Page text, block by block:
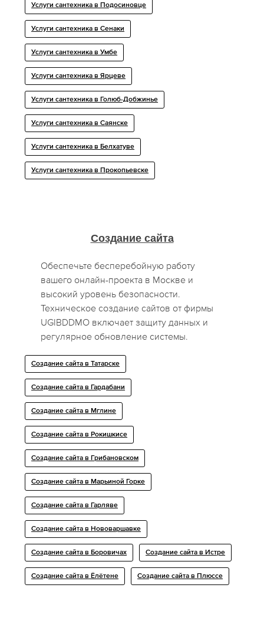
Услуги сантехника в Подосиновце
Услуги сантехника в Сенаки
Услуги сантехника в Умбе
Услуги сантехника в Ярцеве
Услуги сантехника в Голюб-Добжинье
Услуги сантехника в Саянске
Услуги сантехника в Белхатуве
Услуги сантехника в Прокопьевске
Создание сайта
Обеспечьте бесперебойную работу
вашего онлайн-проекта в Москве и
высокий уровень безопасности.
Техническое создание сайтов от фирмы
UGIBDDMO включает защиту данных и
регулярное обновление системы.
Создание сайта в Татарске
Создание сайта в Гардабани
Создание сайта в Мглине
Создание сайта в Рокишкисе
Создание сайта в Грибановском
Создание сайта в Марьиной Горке
Создание сайта в Гарляве
Создание сайта в Нововаршавке
Создание сайта в Боровичах Создание сайта в Истре
Создание сайта в Ёлётене Создание сайта в Плюссе